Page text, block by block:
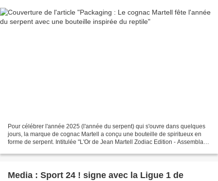
Pour célébrer l'année 2025 (l'année du serpent) qui s'ouvre dans quelques
jours, la marque de cognac Martell a conçu une bouteille de spiritueux en
forme de serpent. Intitulée "L'Or de Jean Martell Zodiac Edition - Assemblage
Media : Sport 24 ! signe avec la Ligue 1 de